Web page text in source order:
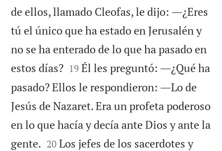
de ellos, llamado Cleofas, le dijo: ―¿Eres
tú el único que ha estado en Jerusalén y
no se ha enterado de lo que ha pasado en
estos días?
19 Él les preguntó: ―¿Qué ha
pasado? Ellos le respondieron: ―Lo de
Jesús de Nazaret. Era un profeta poderoso
en lo que hacía y decía ante Dios y ante la
gente. 

20 Los jefes de los sacerdotes y